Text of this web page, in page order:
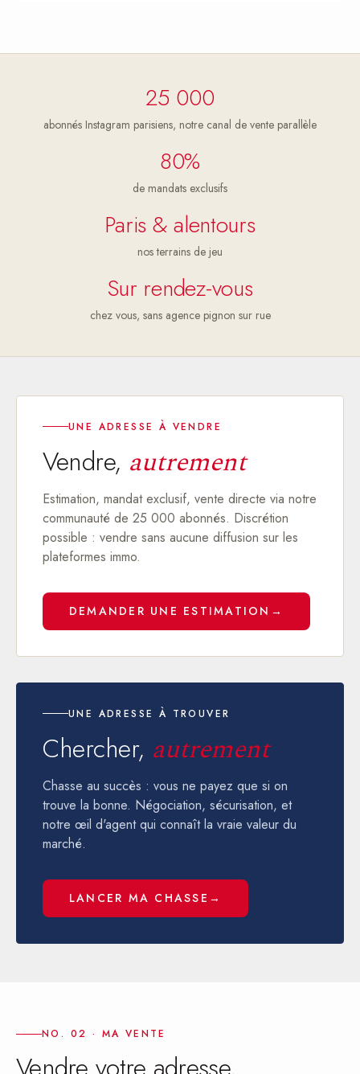
25 000
abonnés Instagram parisiens, notre canal de vente parallèle
80%
de mandats exclusifs
Paris & alentours
nos terrains de jeu
Sur rendez-vous
chez vous, sans agence pignon sur rue
UNE ADRESSE À VENDRE
Vendre, autrement
Estimation, mandat exclusif, vente directe via notre
communauté de 25 000 abonnés. Discrétion
possible : vendre sans aucune diffusion sur les
plateformes immo.
DEMANDER UNE ESTIMATION →
UNE ADRESSE À TROUVER
Chercher, autrement
Chasse au succès : vous ne payez que si on
trouve la bonne. Négociation, sécurisation, et
notre œil d'agent qui connaît la vraie valeur du
marché.
LANCER MA CHASSE →
NO. 02 · MA VENTE